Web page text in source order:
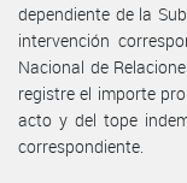
dependiente de la
intervención
Nacional de
registre el importe
acto y del tope
correspondiente.